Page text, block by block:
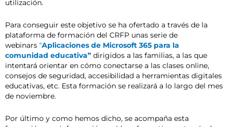
utilización.
Para conseguir este objetivo se ha ofertado a través de la
plataforma de formación del CRFP unas serie de
webinars “Aplicaciones de Microsoft 365 para la
comunidad educativa” dirigidos a las familias, a las que
intentará orientar en cómo conectarse a las clases online,
consejos de seguridad, accesibilidad a herramientas digitales
educativas, etc. Esta formación se realizará a lo largo del mes
de noviembre.
Por último y como hemos dicho, se acompaña esta